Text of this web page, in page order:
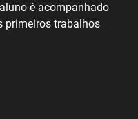
é acompanhado
primeiros trabalhos